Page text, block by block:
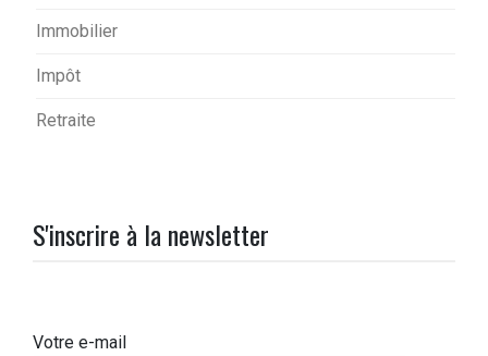
Immobilier
Impôt
Retraite
S'inscrire à la newsletter
Votre e-mail